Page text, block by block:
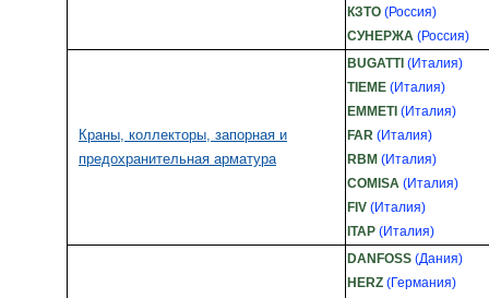
КЗТО (Россия)
СУНЕРЖА (Россия)
Краны, коллекторы, запорная и
предохранительная арматура
BUGATTI (Италия)
TIEME (Италия)
EMMETI (Италия)
FAR (Италия)
RBM (Италия)
COMISA (Италия)
FIV (Италия)
ITAP (Италия)
DANFOSS (Дания)
HERZ (Германия)